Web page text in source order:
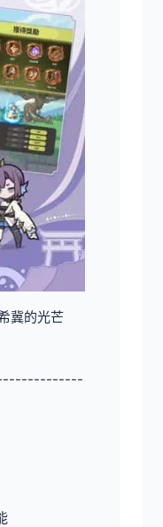
冀的光芒